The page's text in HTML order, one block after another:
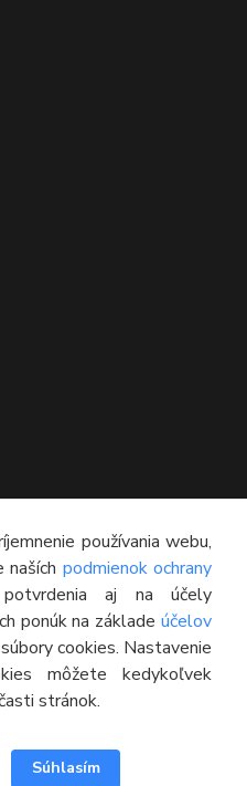
používania webu,
podmienok ochrany
aj na účely
ponúk na základeúčelov
cookies. Nastavenie
môžete kedykoľvek
stránok.
Súhlasím